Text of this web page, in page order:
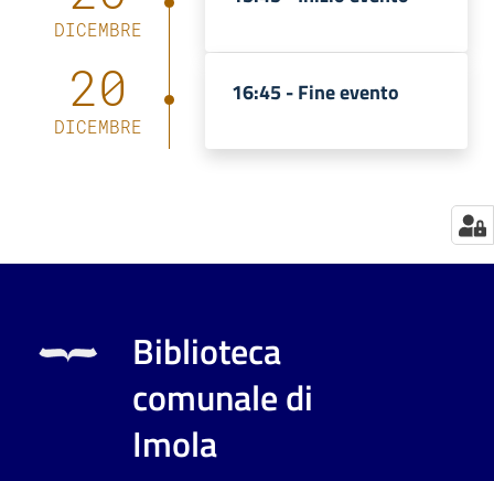
Catalogo
Eventi
DICEMBRE
20
DICEMBRE
16:45 -Fine evento
Biblioteca
comunale di
Imola